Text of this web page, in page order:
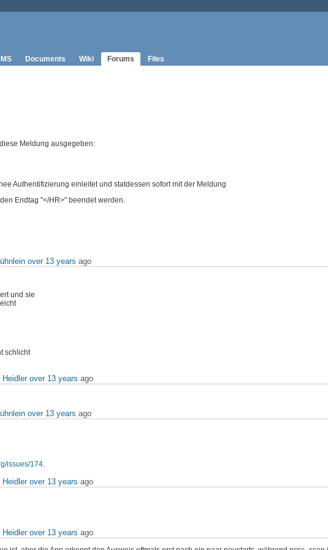
Documents Wiki Forums Files
Meldung ausgegeben:
Authentifizierung einleitet und statdessen sofort mit der Meldung
Endtag "</HR>" beendet werden.
over 13 years ago
und sie
schlicht
Heidler over 13 years ago
over 13 years ago
issues/174.
Heidler over 13 years ago
Heidler over 13 years ago